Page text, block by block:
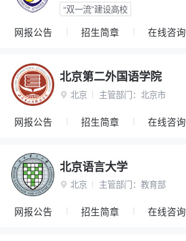
“双一流”建设高校
网报公告 招生简章 在线咨询
北京第二外国语学院
 北京 主管部门： 北京市
网报公告 招生简章 在线咨询
北京语言大学
 北京 主管部门： 教育部
网报公告 招生简章 在线咨询